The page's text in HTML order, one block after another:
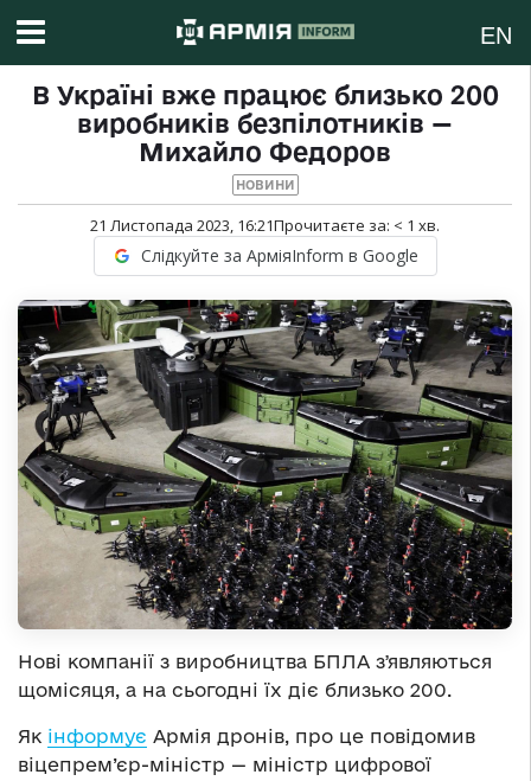
EN
В Україні вже працює близько 200
виробників безпілотників —
Михайло Федоров
НОВИНИ
21 Листопада 2023, 16:21Прочитаєте за: < 1 хв.
Слідкуйте за АрміяInform в Google
Нові компанії з виробництва БПЛА зʼявляються
щомісяця, а на сьогодні їх діє близько 200.
Як інформує Армія дронів, про це повідомив
віцепрем’єр-міністр — міністр цифрової